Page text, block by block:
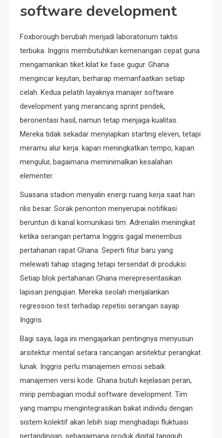
software development
Foxborough berubah menjadi laboratorium taktis
terbuka. Inggris membutuhkan kemenangan cepat guna
mengamankan tiket kilat ke fase gugur. Ghana
mengincar kejutan, berharap memanfaatkan setiap
celah. Kedua pelatih layaknya manajer software
development yang merancang sprint pendek,
berorientasi hasil, namun tetap menjaga kualitas.
Mereka tidak sekadar menyiapkan starting eleven, tetapi
meramu alur kerja: kapan meningkatkan tempo, kapan
mengulur, bagaimana meminimalkan kesalahan
elementer.
Suasana stadion menyalin energi ruang kerja saat hari
rilis besar. Sorak penonton menyerupai notifikasi
beruntun di kanal komunikasi tim. Adrenalin meningkat
ketika serangan pertama Inggris gagal menembus
pertahanan rapat Ghana. Seperti fitur baru yang
melewati tahap staging tetapi tersendat di produksi.
Setiap blok pertahanan Ghana merepresentasikan
lapisan pengujian. Mereka seolah menjalankan
regression test terhadap repetisi serangan sayap
Inggris.
Bagi saya, laga ini mengajarkan pentingnya menyusun
arsitektur mental setara rancangan arsitektur perangkat
lunak. Inggris perlu manajemen emosi sebaik
manajemen versi kode. Ghana butuh kejelasan peran,
mirip pembagian modul software development. Tim
yang mampu mengintegrasikan bakat individu dengan
sistem kolektif akan lebih siap menghadapi fluktuasi
pertandingan, sebagaimana produk digital tangguh